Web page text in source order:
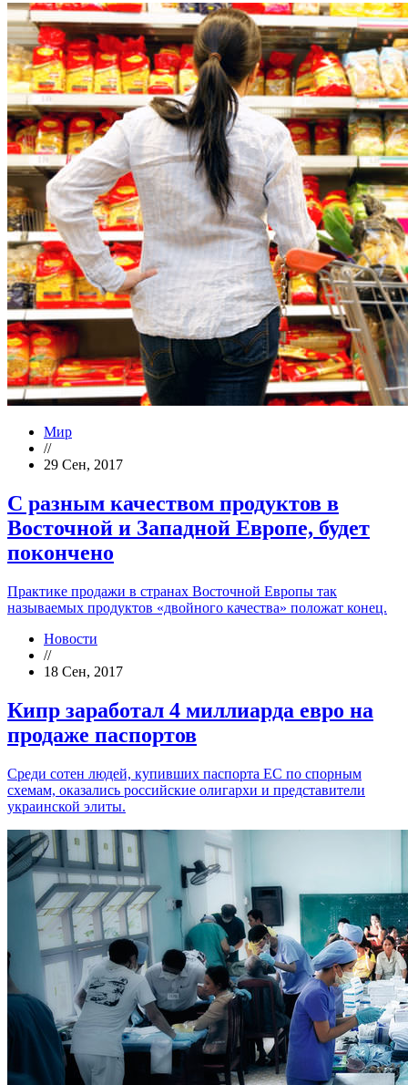
Мир
//
29 Сен, 2017
С разным качеством продуктов в
Восточной и Западной Европе, будет
покончено
Практике продажи в странах Восточной Европы так
называемых продуктов «двойного качества» положат конец.
Новости
//
18 Сен, 2017
Кипр заработал 4 миллиарда евро на
продаже паспортов
Среди сотен людей, купивших паспорта ЕС по спорным
схемам, оказались российские олигархи и представители
украинской элиты.